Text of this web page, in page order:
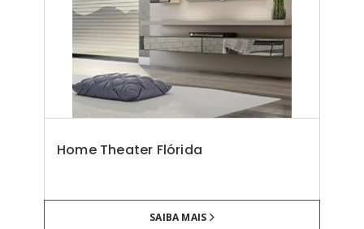
Home Theater Flórida
SAIBA MAIS